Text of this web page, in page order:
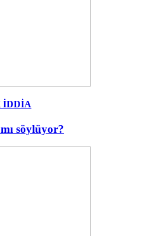
İDDİA
söylüyor?